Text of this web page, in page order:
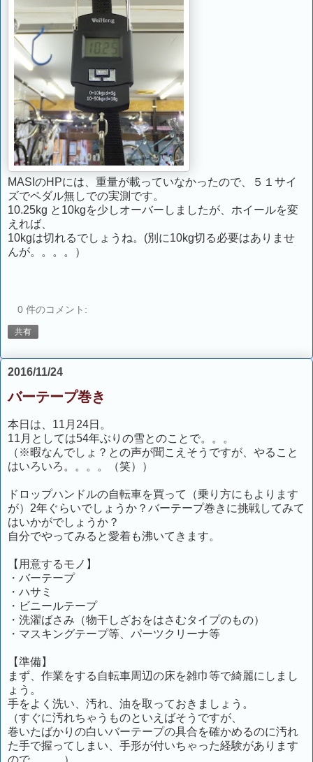
MASIのHPには、重量が載っていなかったので、５１サイ
ズでペダル無しでの実測です。
10.25kg と10kgを少しオーバーしましたが、ホイールを変
えれば、
10kgは切れるでしょうね。(別に10kg切る必要はありませ
んが。。。。）
0 件のコメント:
共有
2016/11/24
バーテープ巻き
本日は、11月24日。
11月としては54年ぶりの雪とのことで。。。
（※暇なんでしょ？との声が聞こえそうですが、やること
はいろいろ。。。。（笑））
ドロップハンドルの自転車を買って（乗り方にもよります
が）2年ぐらいでしょうか？バーテープ巻きに挑戦してみて
はいかがでしょうか？
自分でやってみると愛着も沸いてきます。
【用意するモノ】
・バーテープ
・ハサミ
・ビニールテープ
・洗濯ばさみ（物干しざおをはさむタイプのもの）
・マスキングテープ等、パーツクリーナ等
【準備】
まず、作業をする自転車周辺の床を雑巾等で綺麗にしまし
ょう。
手をよく洗い、汚れ、油を取っておきましょう。
（すぐに汚れちゃうものといえばそうですが、
巻いたばかりの白いバーテープの具合を確かめるのに汚れ
た手で握ってしまい、手形が付いちゃった経験があります